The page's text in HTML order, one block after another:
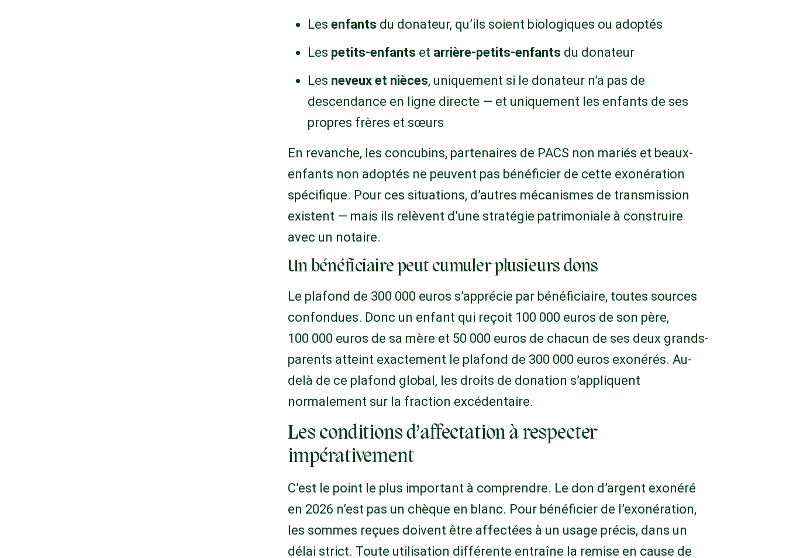
Lesenfants du donateur, qu’ils soient biologiques ou adoptés
Les petits-enfants et arrière-petits-enfants du donateur
Les neveux et nièces, uniquement si le donateur n’a pas de
descendance en ligne directe — et uniquement les enfants de ses
propres frères et sœurs
En revanche, les concubins, partenaires de PACS non mariés et beaux-
enfants non adoptés ne peuvent pas bénéficier de cette exonération
spécifique. Pour ces situations, d’autres mécanismes de transmission
existent — mais ils relèvent d’une stratégie patrimoniale à construire
avec un notaire.
Un bénéficiaire peut cumuler plusieurs dons
Le plafond de 300 000 euros s’apprécie par bénéficiaire, toutes sources
confondues. Donc un enfant qui reçoit 100 000 euros de son père,
100 000 euros de sa mère et 50 000 euros de chacun de ses deux grands-
parents atteint exactement le plafond de 300 000 euros exonérés. Au-
delà de ce plafond global, les droits de donation s’appliquent
normalement sur la fraction excédentaire.
Les conditions d’affectation à respecter
impérativement
C’est le point le plus important à comprendre. Le don d’argent exonéré
en 2026 n’est pas un chèque en blanc. Pour bénéficier de l’exonération,
les sommes reçues doivent être affectées à un usage précis, dans un
délai strict. Toute utilisation différente entraîne la remise en cause de